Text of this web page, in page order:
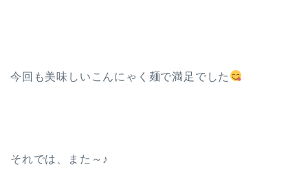
今回も美味しいこんにゃく麺で満足でした
それでは、また～♪